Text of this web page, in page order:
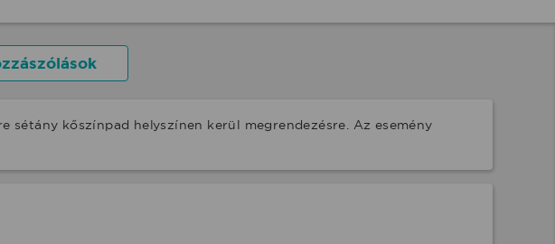
kőszínpad helyszínen kerül megrendezésre. Az esemény